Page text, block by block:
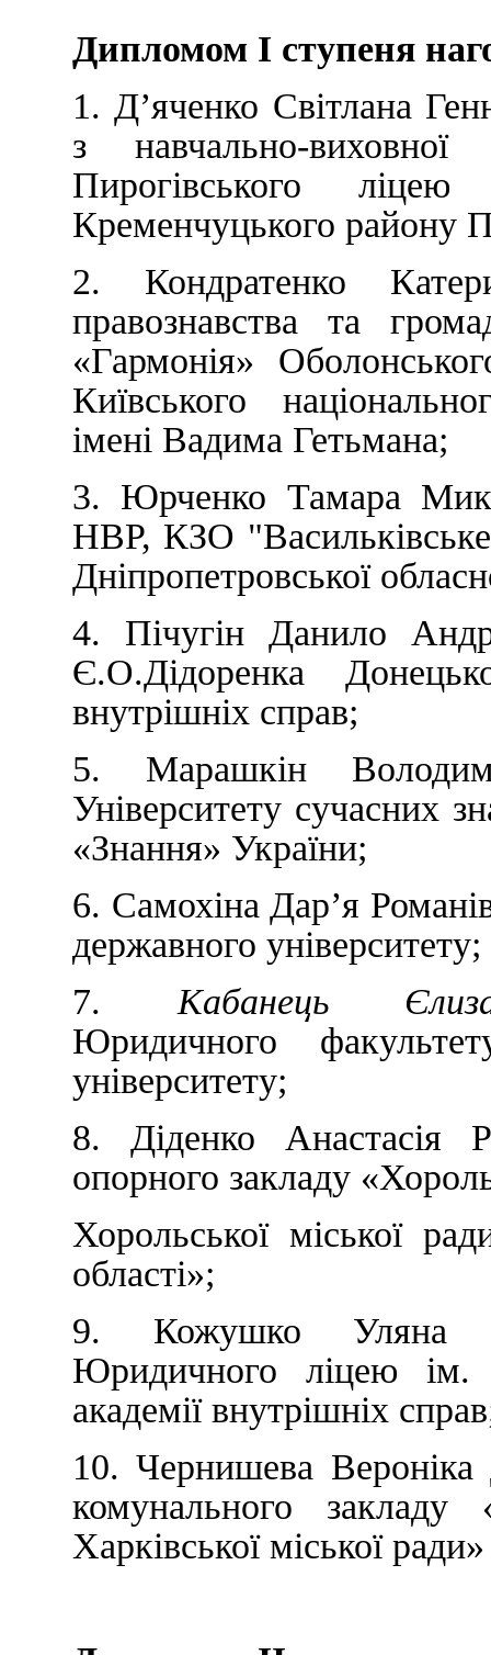
Дипломом І ступеня
1. Д’яченко Світлана
з навчально-
Пирогівського
Кременчуцького району
2. Кондратенко
правознавства та
«Гармонія»
Київського
імені Вадима Гетьмана;
3. Юрченко Тамара
НВР, КЗО
Дніпропетровської
4. Пічугін Данило
Є.О.Дідоренка
внутрішніх справ;
5. Марашкін
Університету сучасних
«Знання» України;
6. Самохіна Дар’я
державного університету;
7. Кабанець
Юридичного
університету;
8. Діденко Анастасія
опорного закладу
Хорольської міської
області»;
9. Кожушко Уляна
Юридичного ліцею ім.
академії внутрішніх
10. Чернишева
комунального
Харківської міської ради»